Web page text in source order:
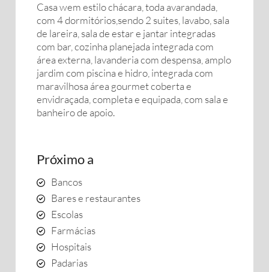
Casa wem estilo chácara, toda avarandada,
com 4 dormitórios,sendo 2 suites, lavabo, sala
de lareira, sala de estar e jantar integradas
com bar, cozinha planejada integrada com
área externa, lavanderia com despensa, amplo
jardim com piscina e hidro, integrada com
maravilhosa área gourmet coberta e
envidraçada, completa e equipada, com sala e
banheiro de apoio.
Próximo a
Bancos
Bares e restaurantes
Escolas
Farmácias
Hospitais
Padarias